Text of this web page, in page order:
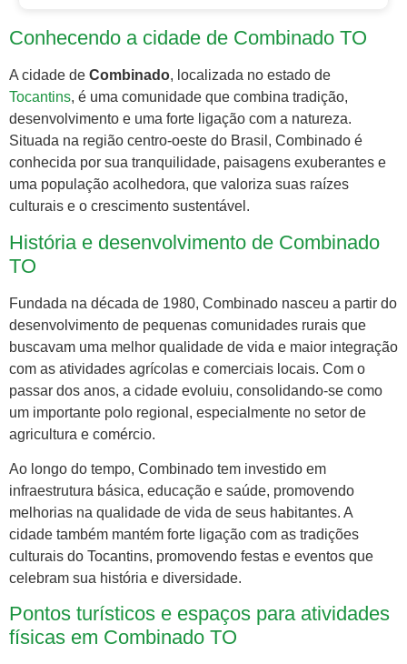
Conhecendo a cidade de Combinado TO
A cidade de Combinado, localizada no estado de
Tocantins, é uma comunidade que combina tradição,
desenvolvimento e uma forte ligação com a natureza.
Situada na região centro-oeste do Brasil, Combinado é
conhecida por sua tranquilidade, paisagens exuberantes e
uma população acolhedora, que valoriza suas raízes
culturais e o crescimento sustentável.
História e desenvolvimento de Combinado
TO
Fundada na década de 1980, Combinado nasceu a partir do
desenvolvimento de pequenas comunidades rurais que
buscavam uma melhor qualidade de vida e maior integração
com as atividades agrícolas e comerciais locais. Com o
passar dos anos, a cidade evoluiu, consolidando-se como
um importante polo regional, especialmente no setor de
agricultura e comércio.
Ao longo do tempo, Combinado tem investido em
infraestrutura básica, educação e saúde, promovendo
melhorias na qualidade de vida de seus habitantes. A
cidade também mantém forte ligação com as tradições
culturais do Tocantins, promovendo festas e eventos que
celebram sua história e diversidade.
Pontos turísticos e espaços para atividades
físicas em Combinado TO